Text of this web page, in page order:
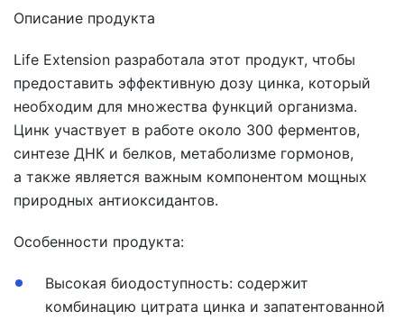
Описание продукта
Life Extension разработала этот продукт, чтобы
предоставить эффективную дозу цинка, который
необходим для множества функций организма.
Цинк участвует в работе около 300 ферментов,
синтезе ДНК и белков, метаболизме гормонов,
а также является важным компонентом мощных
природных антиоксидантов.
Особенности продукта:
Высокая биодоступность: содержит
комбинацию цитрата цинка и запатентованной